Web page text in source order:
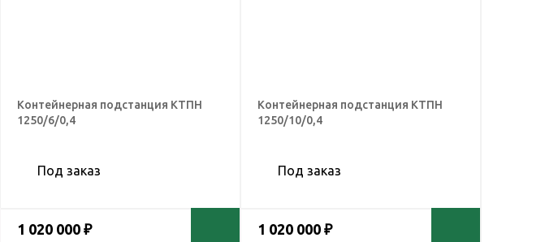
Контейнерная подстанция КТПН
1250/6/0,4
Под заказ
1 020 000 ₽
Контейнерная подстанция КТПН
1250/10/0,4
Под заказ
1 020 000 ₽